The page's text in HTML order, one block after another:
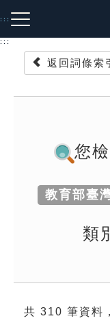
到
主
:::
成語故事
索引選單
:::
返回詞條索
您
教育部臺
類
共 310 筆資料